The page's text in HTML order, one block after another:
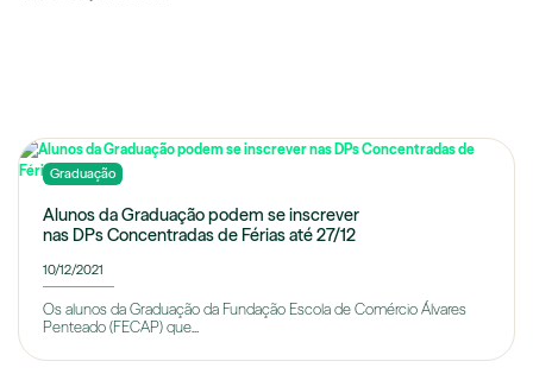
Graduação
Alunos da Graduação podem se inscrever
nas DPs Concentradas de Férias até 27/12
10/12/2021
Os alunos da Graduação da Fundação Escola de Comércio Álvares
Penteado (FECAP) que...